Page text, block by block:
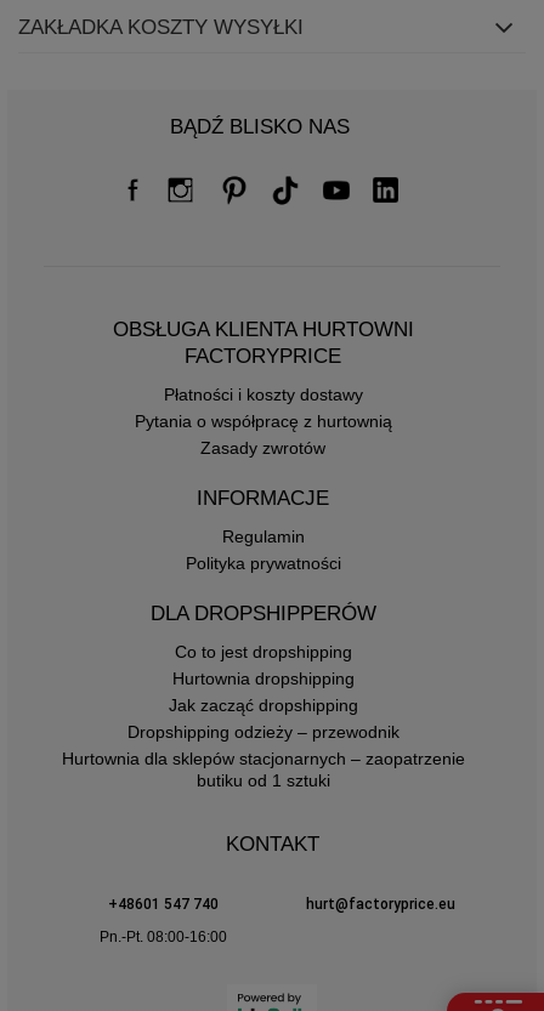
ZAKŁADKA KOSZTY WYSYŁKI
BĄDŹ BLISKO NAS
OBSŁUGA KLIENTA HURTOWNI
FACTORYPRICE
Płatności i koszty dostawy
Pytania o współpracę z hurtownią
Zasady zwrotów
INFORMACJE
Regulamin
Polityka prywatności
DLA DROPSHIPPERÓW
Co to jest dropshipping
Hurtownia dropshipping
Jak zacząć dropshipping
Dropshipping odzieży – przewodnik
Hurtownia dla sklepów stacjonarnych – zaopatrzenie
butiku od 1 sztuki
KONTAKT
+48601 547 740
hurt@factoryprice.eu
Pn.-Pt. 08:00-16:00